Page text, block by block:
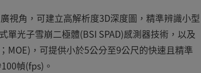
視角，可建立高解析度3D深度圖，精準辨識小型
光子雪崩二極體(BSI SPAD)感測器技術，以及
，可提供小於5公分至9公尺的快速且精準
幀(fps)。